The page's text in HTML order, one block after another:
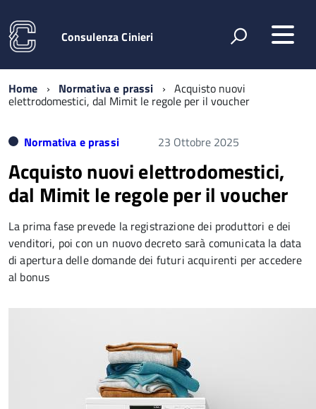
Consulenza Cinieri
Home Normativa e prassi Acquisto nuovi
elettrodomestici, dal Mimit le regole per il voucher
Normativa e prassi 23 Ottobre 2025
Acquisto nuovi elettrodomestici,
dal Mimit le regole per il voucher
La prima fase prevede la registrazione dei produttori e dei
venditori, poi con un nuovo decreto sarà comunicata la data
di apertura delle domande dei futuri acquirenti per accedere
al bonus